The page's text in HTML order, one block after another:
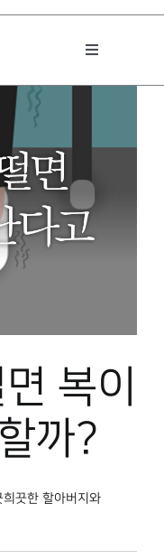
Toggle
복이
까?
끗한 할아버지와